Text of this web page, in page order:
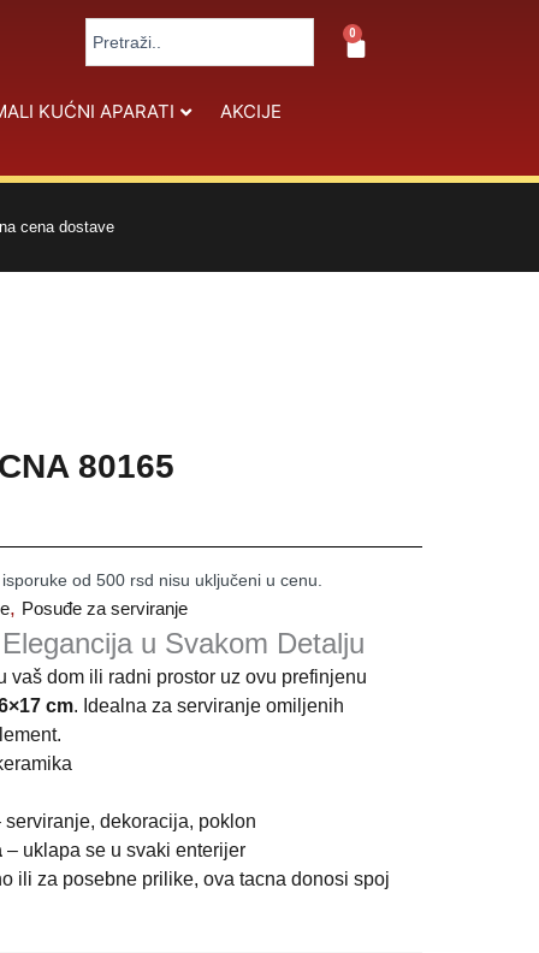
...
0
Cart
KUĆNI APARATI AKCIJE
cena dostave
80165
od 500 rsd nisu uključeni u cenu.
, Posuđe za serviranje
u Svakom Detalju
vaš dom ili radni prostor uz ovu prefinjenu
cm. Idealna za serviranje omiljenih
dekoracija, poklon
– uklapa se u svaki enterijer
ili za posebne prilike, ova tacna donosi spoj